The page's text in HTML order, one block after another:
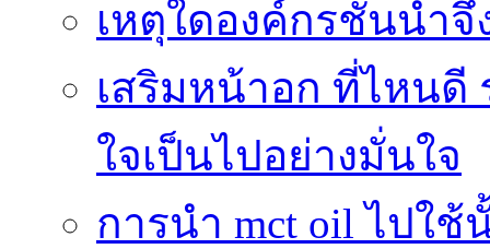
เหตุใดองค์กรชั้นนำ
เสริมหน้าอก ที่ไหนดี
ใจเป็นไปอย่างมั่นใจ
การนำ mct oil ไปใ